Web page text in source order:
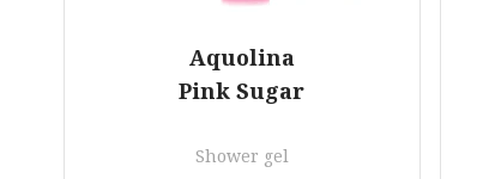
Aquolina
Pink Sugar
Shower gel